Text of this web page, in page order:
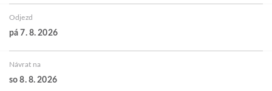
Odjezd
pá 7. 8. 2026
Návrat na
so 8. 8. 2026